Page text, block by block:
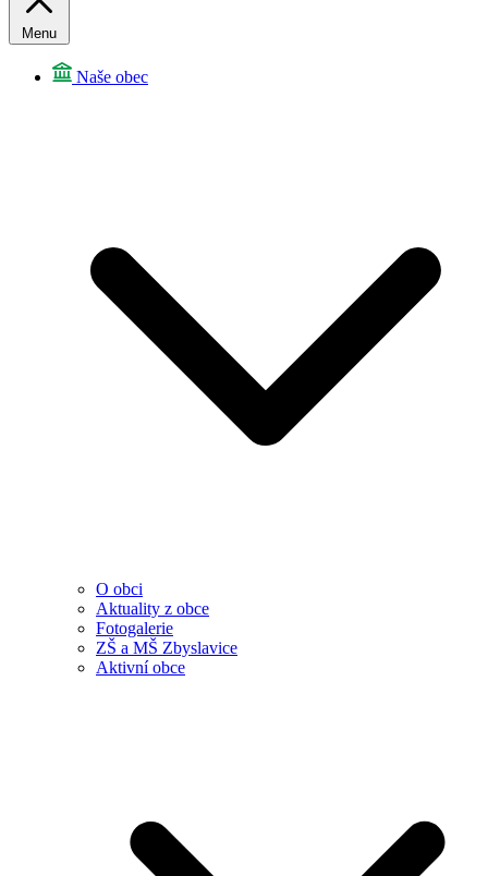
Menu
Naše obec
O obci
Aktuality z obce
Fotogalerie
ZŠ a MŠ Zbyslavice
Aktivní obce